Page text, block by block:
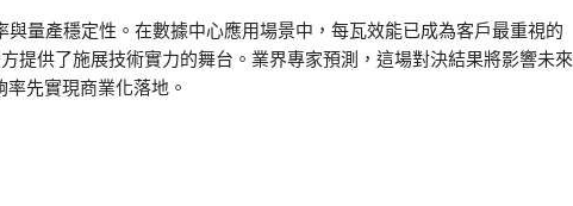
量產穩定性。在數據中心應用場景中，每瓦效能已成為客戶最重視的
提供了施展技術實力的舞台。業界專家預測，這場對決結果將影響未來
先實現商業化落地。